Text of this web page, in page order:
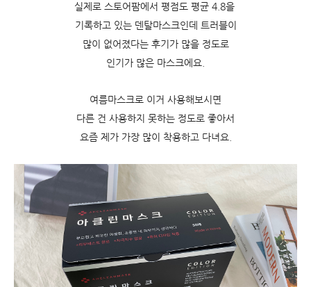
실제로 스토어팜에서 평점도 평균 4.8을
기록하고 있는 덴탈마스크인데 트러블이
많이 없어졌다는 후기가 많을 정도로
인기가 많은 마스크에요.
여름마스크로 이거 사용해보시면
다른 건 사용하지 못하는 정도로 좋아서
요즘 제가 가장 많이 착용하고 다녀요.